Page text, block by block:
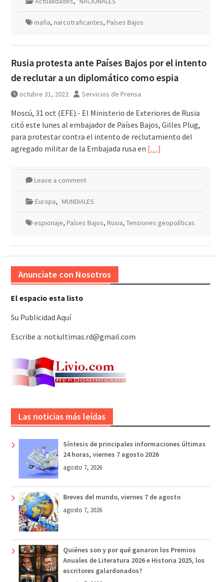
mafia, narcotraficantes, Países Bajos
Rusia protesta ante Países Bajos por el intento
de reclutar a un diplomático como espia
octubre 31, 2022 Servicios de Prensa
Moscú, 31 oct (EFE).- El Ministerio de Exteriores de Rusia
citó este lunes al embajador de Países Bajos, Gilles Plug,
para protestar contra el intento de reclutamiento del
agregado militar de la Embajada rusa en […]
Leave a comment
Europa, MUNDIALES
espionaje, Países Bajos, Rusia, Tensiones geopolíticas
Anunciate con Nosotros
El espacio esta listo
Su Publicidad Aquí
Escribe a: notiultimas.rd@gmail.com
Las noticias más leídas
Síntesis de principales informaciones últimas
24 horas, viernes 7 agosto 2026
agosto 7, 2026
Breves del mundo, viernes 7 de agosto
agosto 7, 2026
Quiénes son y por qué ganaron los Premios
Anuales de Literatura 2026 e Historia 2025, los
escritores galardonados?